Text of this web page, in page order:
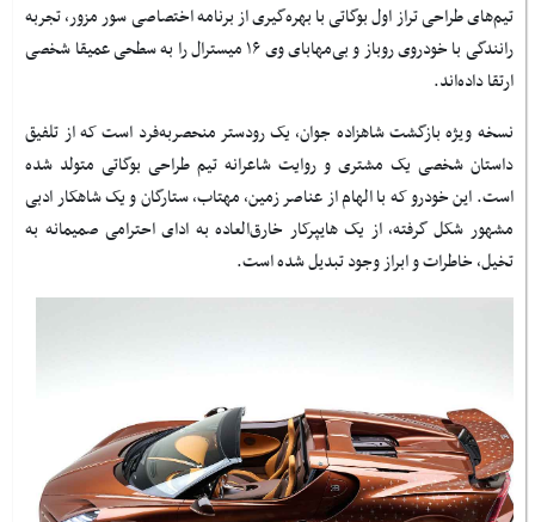
تیم‌های طراحی تراز اول بوگاتی با بهره‌گیری از برنامه اختصاصی سور مزور، تجربه
رانندگی با خودروی روباز و بی‌مهابای وی ۱۶ میسترال را به سطحی عمیقا شخصی
ارتقا داده‌اند.
نسخه ویژه بازگشت شاهزاده جوان، یک رودستر منحصربه‌فرد است که از تلفیق
داستان شخصی یک مشتری و روایت شاعرانه تیم طراحی بوگاتی متولد شده
است. این خودرو که با الهام از عناصر زمین، مهتاب، ستارگان و یک شاهکار ادبی
مشهور شکل گرفته، از یک هایپرکار خارق‌العاده به ادای احترامی صمیمانه به
تخیل، خاطرات و ابراز وجود تبدیل شده است.